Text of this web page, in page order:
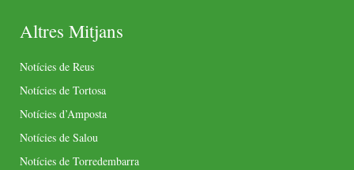
Altres Mitjans
Notícies de Reus
Notícies de Tortosa
Notícies d’Amposta
Notícies de Salou
Notícies de Torredembarra